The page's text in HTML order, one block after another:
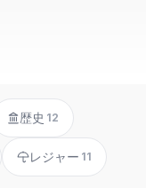
歴史 12
レジャー 11